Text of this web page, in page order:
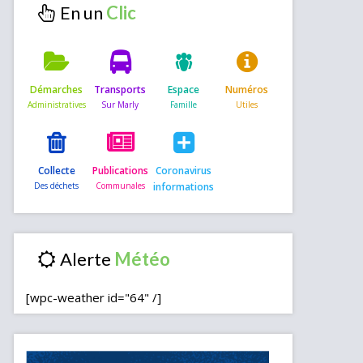
En un
Démarches Transports Espace Numéros
Collecte Publications Coronavirus
informations
Alerte
[wpc-weather id="64" /]